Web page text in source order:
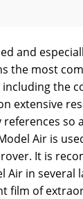
and
the most
the
extensive
Air is
It is
Air in several
film of